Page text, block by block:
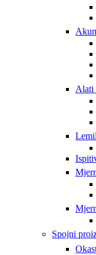
Alati
Spojni